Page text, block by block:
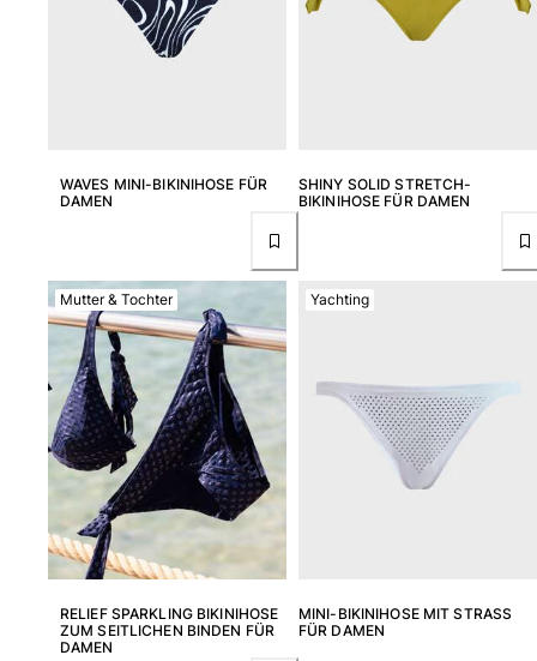
WAVES MINI-BIKINIHOSE FÜR
DAMEN
SHINY SOLID STRETCH-
BIKINIHOSE FÜR DAMEN
RELIEF SPARKLING BIKINIHOSE
ZUM SEITLICHEN BINDEN FÜR
DAMEN
Mutter & Tochter
MINI-BIKINIHOSE MIT STRASS
FÜR DAMEN
Yachting